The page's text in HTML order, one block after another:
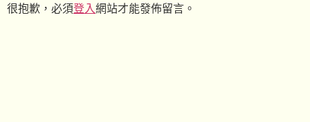
很抱歉，必須登入網站才能發佈留言。